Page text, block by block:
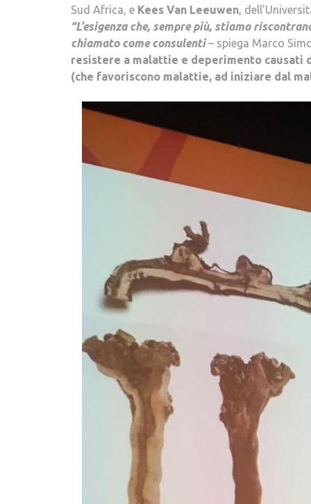
Sud Africa, e Kees Van Leeuwen,
“L’esigenza che, sempre più, stiamo
chiamato come consulenti– spiega Marco
resistere a malattie e deperimento causati
(che favoriscono malattie, ad iniziare dal